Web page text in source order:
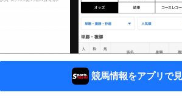
競馬情報をアプリで